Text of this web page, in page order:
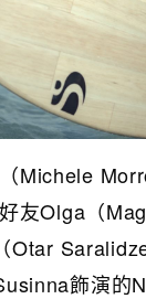
Michele
友Olga（
Otar
飾演的